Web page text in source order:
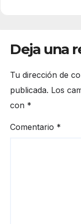
Deja una
Tu dirección de
publicada. Los
con *
Comentario *